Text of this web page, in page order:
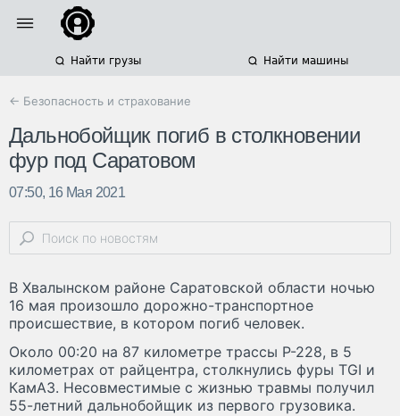
Найти грузы Найти машины
← Безопасность и страхование
Дальнобойщик погиб в столкновении
фур под Саратовом
07:50, 16 Мая 2021
В Хвалынском районе Саратовской области ночью
16 мая произошло дорожно-транспортное
происшествие, в котором погиб человек.
Около 00:20 на 87 километре трассы Р-228, в 5
километрах от райцентра, столкнулись фуры TGI и
КамАЗ. Несовместимые с жизнью травмы получил
55-летний дальнобойщик из первого грузовика.